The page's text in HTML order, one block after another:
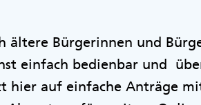
ältere Bürgerinnen und
einfach bedienbar und
hier auf einfache Anträge